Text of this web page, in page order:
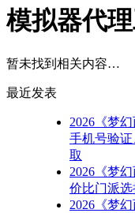
模拟器代
暂未找到相关内容…
最近发表
2026《梦
手机号验
取
2026《梦
价比门派
2026《梦